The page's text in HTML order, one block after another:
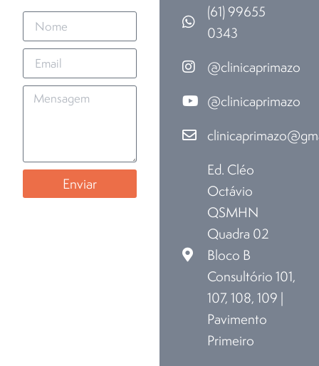
Enviar
(61) 99655
0343
@clinicaprimazo
@clinicaprimazo
Ed. Cléo
Octávio
QSMHN
Quadra 02
Bloco B
Consultório 101,
107, 108, 109 |
Pavimento
Primeiro